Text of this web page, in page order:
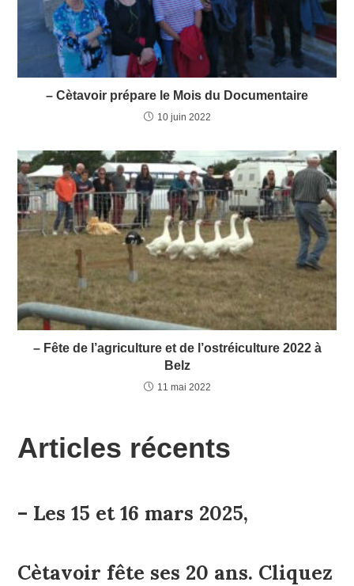
– Cètavoir prépare le Mois du Documentaire
10 juin 2022
– Fête de l’agriculture et de l’ostréiculture 2022 à
Belz
11 mai 2022
Articles récents
– Les 15 et 16 mars 2025,
Cètavoir fête ses 20 ans. Cliquez